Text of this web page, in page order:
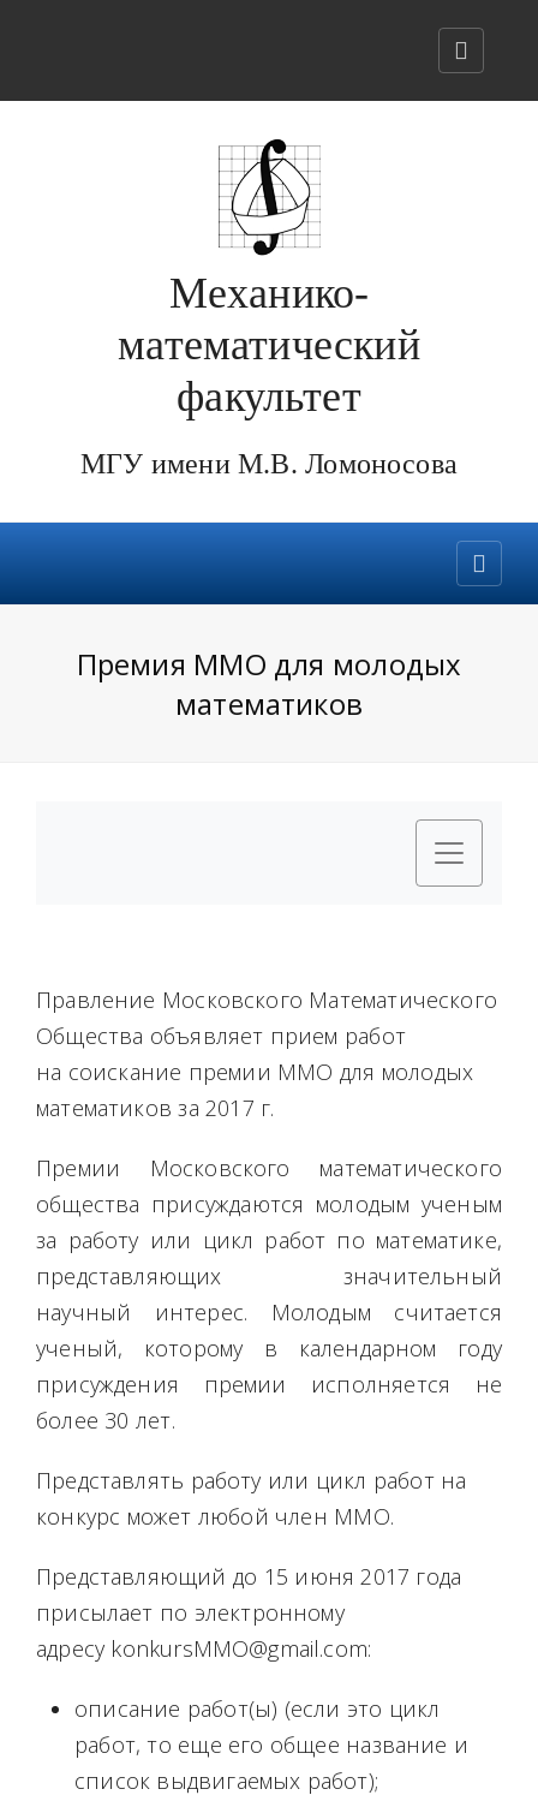
Механико-
математический
факультет
МГУ имени М.В. Ломоносова
Премия ММО для молодых
математиков
Правление Московского Математического
Общества объявляет прием работ
на соискание премии ММО для молодых
математиков за 2017 г.
Премии Московского математического
общества присуждаются молодым ученым
за работу или цикл работ по математике,
представляющих значительный
научный интерес. Молодым считается
ученый, которому в календарном году
присуждения премии исполняется не
более 30 лет.
Представлять работу или цикл работ на
конкурс может любой член ММО.
Представляющий до 15 июня 2017 года
присылает по электронному
адресу konkursMMO@gmail.com:
описание работ(ы) (если это цикл
работ, то еще его общее название и
список выдвигаемых работ);